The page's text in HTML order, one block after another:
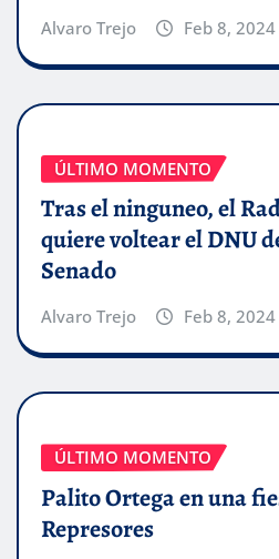
Alvaro Trejo Feb 8, 2024
ÚLTIMO MOMENTO
Tras el ninguneo, el
quiere voltear el DNU
Senado
Alvaro Trejo Feb 8, 2024
ÚLTIMO MOMENTO
Palito Ortega en una
Represores